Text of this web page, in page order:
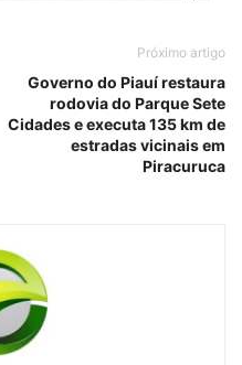
Próximo artigo
Governo do Piauí restaura
rodovia do Parque Sete
Cidades e executa 135 km de
estradas vicinais em
Piracuruca